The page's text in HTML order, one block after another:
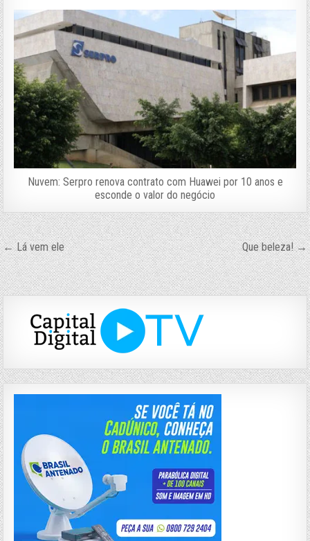
Nuvem: Serpro renova contrato com Huawei por 10 anos e
esconde o valor do negócio
Navegação
de
Post
← Lá vem ele Que beleza! →